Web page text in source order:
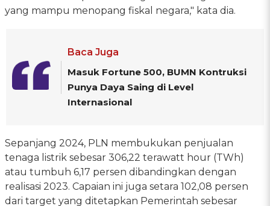
yang mampu menopang fiskal negara," kata dia.
Baca Juga
Masuk Fortune 500, BUMN Kontruksi
Punya Daya Saing di Level
Internasional
Sepanjang 2024, PLN membukukan penjualan
tenaga listrik sebesar 306,22 terawatt hour (TWh)
atau tumbuh 6,17 persen dibandingkan dengan
realisasi 2023. Capaian ini juga setara 102,08 persen
dari target yang ditetapkan Pemerintah sebesar